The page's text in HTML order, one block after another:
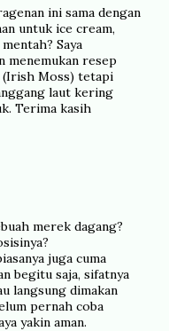
ini sama dengan
untuk ice cream,
Saya
menemukan resep
(Irish Moss) tetapi
laut kering
Terima kasih
merek dagang?
juga cuma
begitu saja, sifatnya
langsung dimakan
pernah coba
yakin aman.